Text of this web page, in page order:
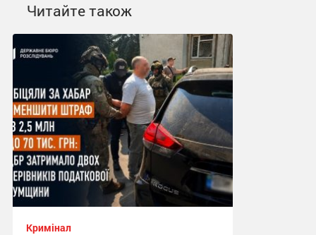
Читайте також
Кримінал